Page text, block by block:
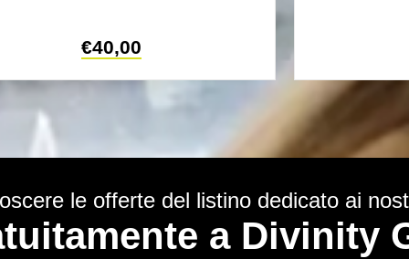
€40,00
le offerte del listino dedicato ai
a Divinity